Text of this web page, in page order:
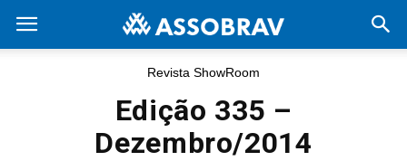
Revista ShowRoom
Edição 335 –
Dezembro/2014